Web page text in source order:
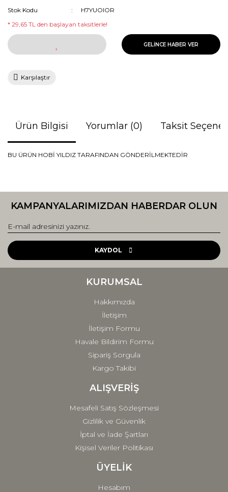
Stok Kodu
H7YUOIOR
* 29,65 TL den başlayan taksitlerle!
GELİNCE HABER VER
Karşılaştır
Ürün Bilgisi Yorumlar (0) Taksit
BU ÜRÜN HOBİ YILDIZ TARAFINDAN GÖNDERİLMEKTEDİR
konularda yetersiz gördüğünüz noktaları öneri formunu
Görüş ve önerileriniz için teşekkür ederiz.
Ürün resmi kalitesiz, bozuk veya görüntülenemiyor.
Ürün açıklamasında eksik bilgiler bulunuyor.
Ürün fiyatı diğer sitelerden daha pahalı.
Gönder
KAMPANYALARIMIZDAN HABERDAR OLUN
KAYDOL
KURUMSAL
Hakkımızda
İletişim
İletişim Formu
Havale Bildirim Formu
Sipariş Sorgula
Kargo Takibi
ALIŞVERİŞ
Mesafeli Satış Sözleşmesi
Gizlilik ve Güvenlik
İptal ve İade Şartları
Kişisel Veriler Politikası
ÜYELİK
Hesabım